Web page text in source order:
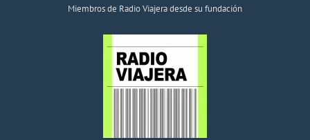
Miembros de Radio Viajera desde su fundación